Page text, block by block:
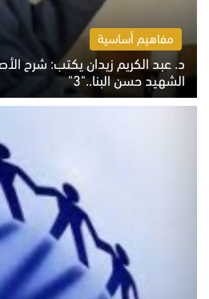
مفاهيم أساسية
د. عبد الكريم زيدان يكتب: شرح
الشهيد حسن البنا.."3"
الثلاثاء 4 أغسطس 2026 01:04 م